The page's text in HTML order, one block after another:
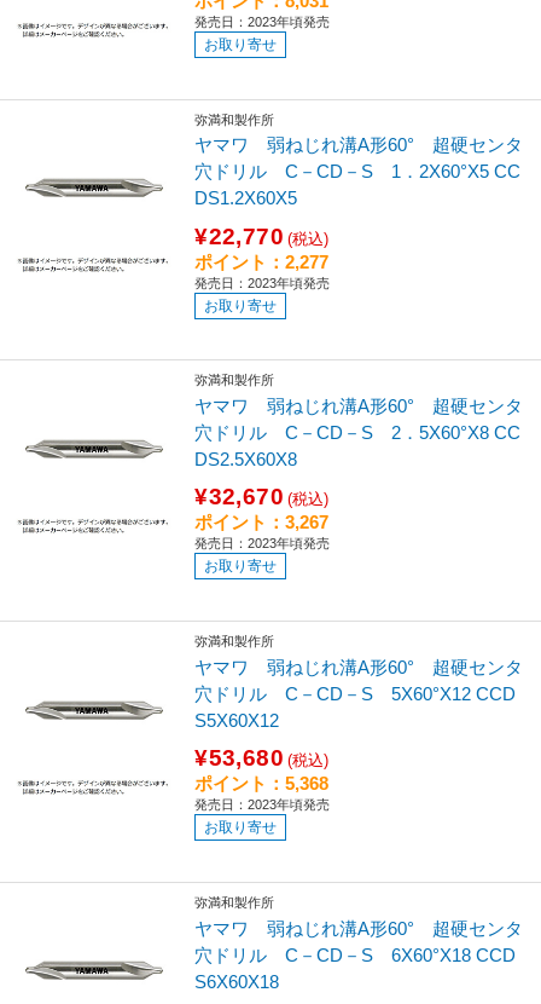
発売日：2023年頃発売
お取り寄せ
弥満和製作所
ヤマワ 弱ねじれ溝A形60° 超硬センタ
穴ドリル C－CD－S 1．2X60°X5 CC
DS1.2X60X5
¥22,770 (税込)
ポイント：2,277
発売日：2023年頃発売
お取り寄せ
弥満和製作所
ヤマワ 弱ねじれ溝A形60° 超硬センタ
穴ドリル C－CD－S 2．5X60°X8 CC
DS2.5X60X8
¥32,670 (税込)
ポイント：3,267
発売日：2023年頃発売
お取り寄せ
弥満和製作所
ヤマワ 弱ねじれ溝A形60° 超硬センタ
穴ドリル C－CD－S 5X60°X12 CCD
S5X60X12
¥53,680 (税込)
ポイント：5,368
発売日：2023年頃発売
お取り寄せ
弥満和製作所
ヤマワ 弱ねじれ溝A形60° 超硬センタ
穴ドリル C－CD－S 6X60°X18 CCD
S6X60X18